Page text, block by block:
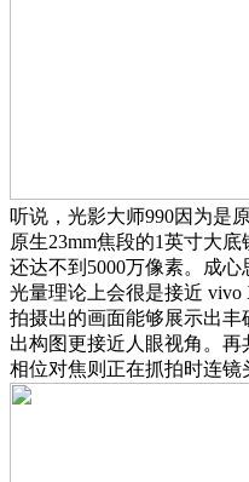
听说，光影大师990因为是
原生23mm焦段的1英寸大
还达不到5000万像素。成
光量理论上会很是接近 vivo
拍摄出的画面能够展示出丰
出构图更接近人眼视角。
相位对焦则正在抓拍时连